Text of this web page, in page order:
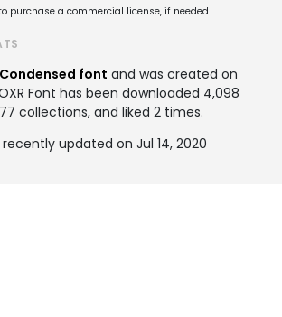
purchase a commercial license, if needed.
Condensed font and was created on
Font has been downloaded 4,098
collections, and liked 2 times.
recently updated on Jul 14, 2020